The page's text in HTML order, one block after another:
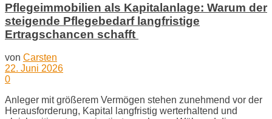
Pflegeimmobilien als Kapitalanlage: Warum der
steigende Pflegebedarf langfristige
Ertragschancen schafft
von Carsten
22. Juni 2026
0
Anleger mit größerem Vermögen stehen zunehmend vor der
Herausforderung, Kapital langfristig werterhaltend und